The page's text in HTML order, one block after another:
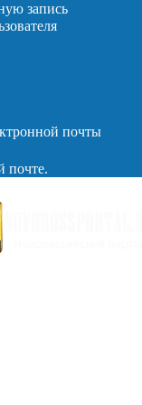
запись
почты
почте.